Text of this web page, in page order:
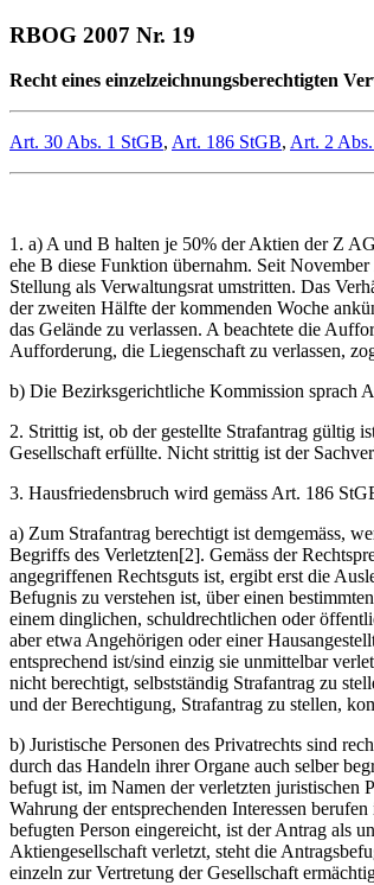
RBOG 2007 Nr. 19
Recht eines einzelzeichnungsberechtigten
Art. 30 Abs. 1 StGB, Art. 186 StGB, Art. 2
1. a) A und B halten je 50% der Aktien der Z
ehe B diese Funktion übernahm. Seit
Stellung als Verwaltungsrat umstritten. Das
der zweiten Hälfte der kommenden Woche
das Gelände zu verlassen. A beachtete die
Aufforderung, die Liegenschaft zu verlassen,
b) Die Bezirksgerichtliche Kommission sprach
2. Strittig ist, ob der gestellte Strafantrag gültig
Gesellschaft erfüllte. Nicht strittig ist der
3. Hausfriedensbruch wird gemäss Art. 186
a) Zum Strafantrag berechtigt ist demgemäss,
Begriffs des Verletzten[2]. Gemäss der
angegriffenen Rechtsguts ist, ergibt erst die
Befugnis zu verstehen ist, über einen
einem dinglichen, schuldrechtlichen oder
aber etwa Angehörigen oder einer
entsprechend ist/sind einzig sie unmittelbar
nicht berechtigt, selbstständig Strafantrag zu
und der Berechtigung, Strafantrag zu stellen,
b) Juristische Personen des Privatrechts sind
durch das Handeln ihrer Organe auch selber
befugt ist, im Namen der verletzten juristischen
Wahrung der entsprechenden Interessen
befugten Person eingereicht, ist der Antrag als
Aktiengesellschaft verletzt, steht die
einzeln zur Vertretung der Gesellschaft